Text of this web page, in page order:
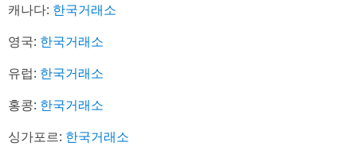
캐나다: 한국거래소
영국: 한국거래소
유럽: 한국거래소
홍콩: 한국거래소
싱가포르: 한국거래소